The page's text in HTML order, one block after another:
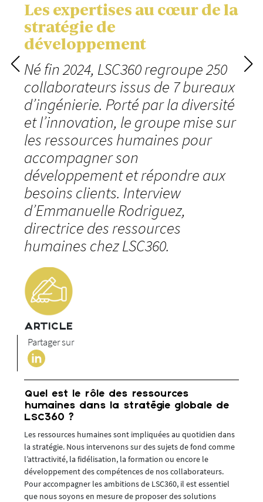
Les expertises au cœur de la
stratégie de
développement
Né fin 2024, LSC360 regroupe 250
collaborateurs issus de 7 bureaux
d’ingénierie. Porté par la diversité
et l’innovation, le groupe mise sur
les ressources humaines pour
accompagner son
développement et répondre aux
besoins clients. Interview
d’Emmanuelle Rodriguez,
directrice des ressources
humaines chez LSC360.
ARTICLE
Partager sur
Quel est le rôle des ressources
humaines dans la stratégie globale de
LSC360 ?
Les ressources humaines sont impliquées au quotidien dans
la stratégie. Nous intervenons sur des sujets de fond comme
l’attractivité, la fidélisation, la formation ou encore le
développement des compétences de nos collaborateurs.
Pour accompagner les ambitions de LSC360, il est essentiel
que nous soyons en mesure de proposer des solutions